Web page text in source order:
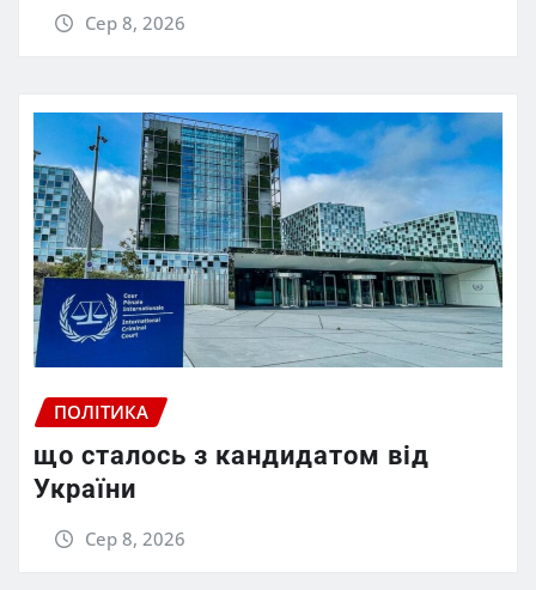
Сер 8, 2026
ПОЛІТИКА
що сталось з кандидатом від
України
Сер 8, 2026